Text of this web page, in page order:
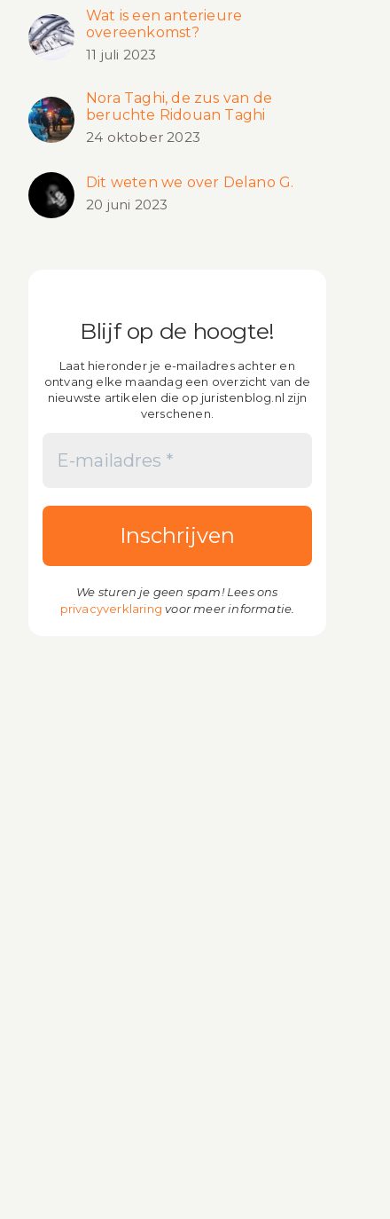
Wat is een anterieure
overeenkomst?
11 juli 2023
Nora Taghi, de zus van de
beruchte Ridouan Taghi
24 oktober 2023
Dit weten we over Delano G.
20 juni 2023
Blijf op de hoogte!
Laat hieronder je e-mailadres achter en
ontvang elke maandag een overzicht van de
nieuwste artikelen die op juristenblog.nl zijn
verschenen.
We sturen je geen spam! Lees ons
privacyverklaring voor meer informatie.